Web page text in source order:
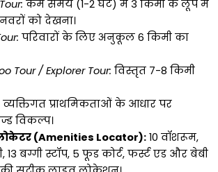
कम समय (1-2 घंटे) में 3 किमी के लूप में
को देखना।
परिवारों के लिए अनुकूल 6 किमी का
Tour / Explorer Tour: विस्तृत 7-8 किमी
व्यक्तिगत प्राथमिकताओं के आधार पर
विकल्प।
(Amenities Locator):10 वॉशरूम,
13 बग्गी स्टॉप, 5 फूड कोर्ट, फर्स्ट एड और बेबी